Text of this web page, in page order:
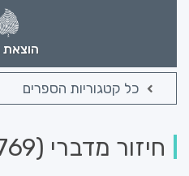
הוצאת
כל קטגוריות הספרים
חיזור מדברי (769)